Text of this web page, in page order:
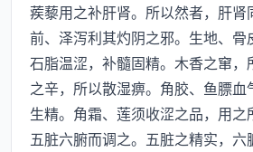
蒺藜用之补肝肾。所以然者，肝肾
前、泽泻利其灼阴之邪。生地、骨
石脂温涩，补髓固精。木香之窜，
之辛，所以散湿痹。角胶、鱼膘血
生精。角霜、莲须收涩之品，用
五脏六腑而调之。五脏之精实，